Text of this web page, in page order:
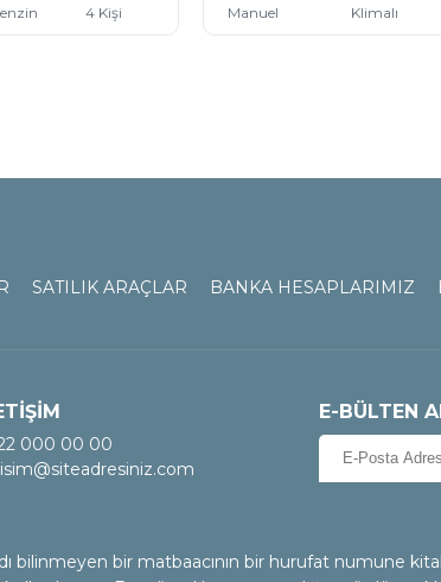
4 Kişi Manuel Klimalı
SATILIK ARAÇLAR BANKA HESAPLARIMIZ
000 00 00
E-BÜLTEN
bilinmeyen bir matbaacının bir hurufat numune